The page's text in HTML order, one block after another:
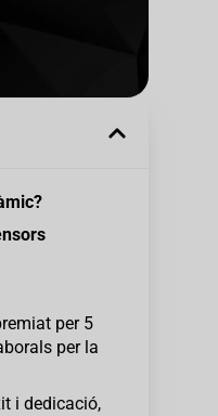
per 5
per la
i dedicació,